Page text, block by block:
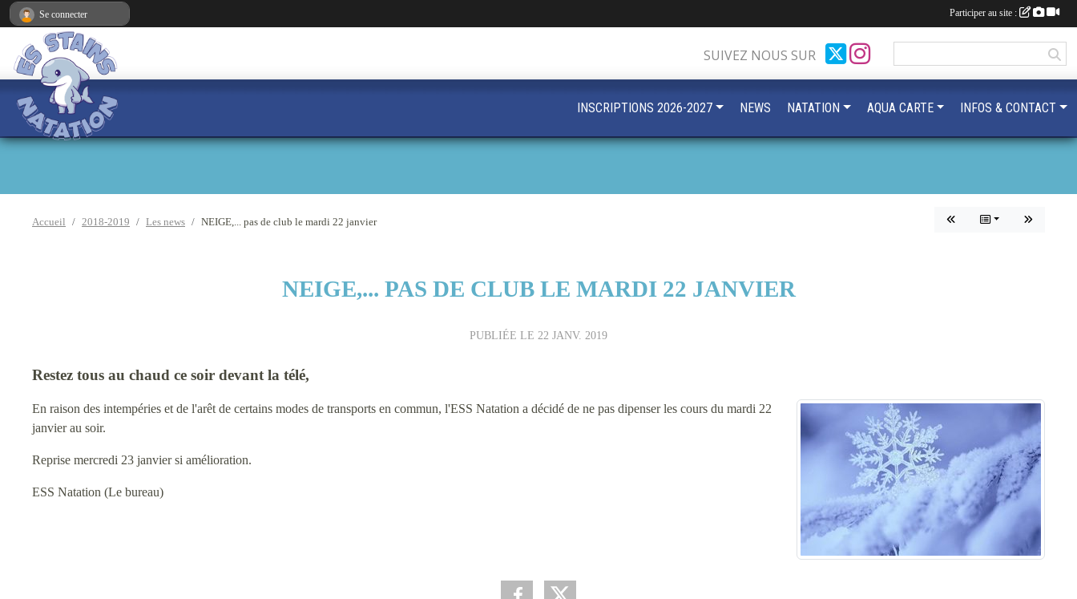
Accueil 2018-2019 Les news NEIGE,... pas de club le mardi 22 janvier
NEIGE,... PAS DE CLUB LE MARDI 22 JANVIER
PUBLIÉE LE 22 JANV. 2019
Restez tous au chaud ce soir devant la télé,
En raison des intempéries et de l'arêt de certains modes de transports en commun, l'ESS Natation a décidé de ne pas dipenser les cours du mardi 22
janvier au soir.
Reprise mercredi 23 janvier si amélioration.
ESS Natation (Le bureau)
SUIVEZ NOUS SUR
INSCRIPTIONS 2026-2027 NEWS NATATION AQUA CARTE INFOS & CONTACT
Se connecter Participer au site :
Panneau de gestion des cookies